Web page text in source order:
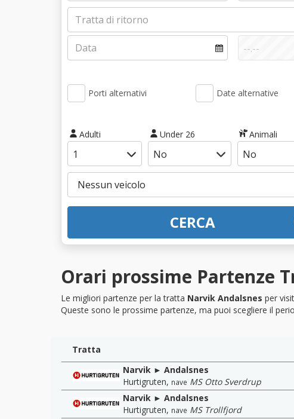
Porti alternativi Date alternative
Adulti Under 26 Animali
CERCA
Orari prossime Partenze
Le migliori partenze per la tratta Narvik Andalsnes per
Queste sono le prossime partenze, ma puoi scegliere il
Tratta
Narvik ► Andalsnes
Hurtigruten, nave MS Otto Sverdrup
Narvik ► Andalsnes
Hurtigruten, nave MS Trollfjord